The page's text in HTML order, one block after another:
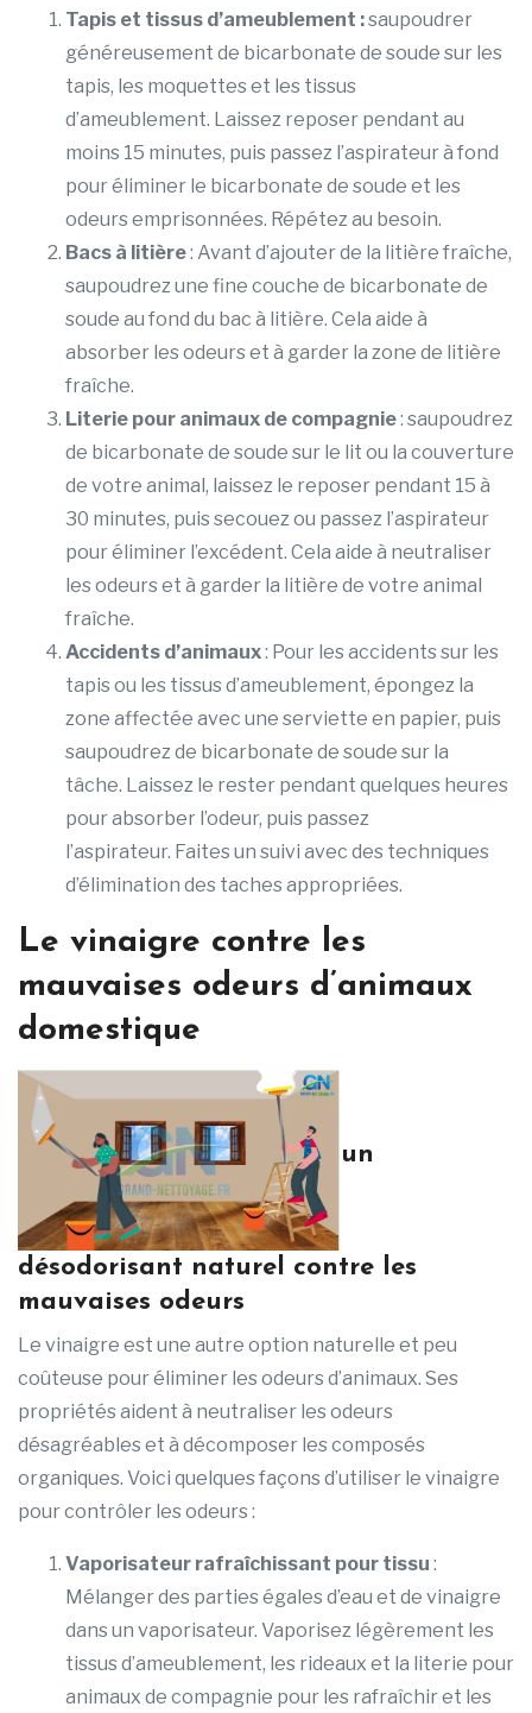
Tapis et tissus d’ameublement :saupoudrer
généreusement de bicarbonate de soude sur les
tapis, les moquettes et les tissus
d’ameublement. Laissez reposer pendant au
moins 15 minutes, puis passez l’aspirateur à fond
pour éliminer le bicarbonate de soude et les
odeurs emprisonnées. Répétez au besoin.
Bacs à litière: Avant d’ajouter de la litière fraîche,
saupoudrez une fine couche de bicarbonate de
soude au fond du bac à litière. Cela aide à
absorber les odeurs et à garder la zone de litière
fraîche.
Literie pour animaux de compagnie: saupoudrez
de bicarbonate de soude sur le lit ou la couverture
de votre animal, laissez le reposer pendant 15 à
30 minutes, puis secouez ou passez l’aspirateur
pour éliminer l’excédent. Cela aide à neutraliser
les odeurs et à garder la litière de votre animal
fraîche.
Accidents d’animaux: Pour les accidents sur les
tapis ou les tissus d’ameublement, épongez la
zone affectée avec une serviette en papier, puis
saupoudrez de bicarbonate de soude sur la
tâche. Laissez le rester pendant quelques heures
pour absorber l’odeur, puis passez
l’aspirateur. Faites un suivi avec des techniques
d’élimination des taches appropriées.
Le vinaigre contre les
mauvaises odeurs d’animaux
domestique
un
désodorisant naturel contre les
mauvaises odeurs
Le vinaigre est une autre option naturelle et peu
coûteuse pour éliminer les odeurs d’animaux. Ses
propriétés aident à neutraliser les odeurs
désagréables et à décomposer les composés
organiques. Voici quelques façons d’utiliser le vinaigre
pour contrôler les odeurs :
Vaporisateur rafraîchissant pour tissu :
Mélanger des parties égales d’eau et de vinaigre
dans un vaporisateur. Vaporisez légèrement les
tissus d’ameublement, les rideaux et la literie pour
animaux de compagnie pour les rafraîchir et les